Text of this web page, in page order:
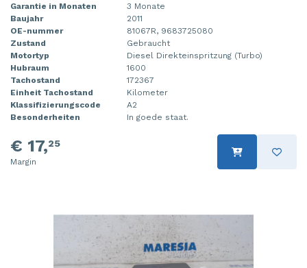
Garantie in Monaten
3 Monate
Baujahr
2011
OE-nummer
81067R, 9683725080
Zustand
Gebraucht
Motortyp
Diesel Direkteinspritzung (Turbo)
Hubraum
1600
Tachostand
172367
Einheit Tachostand
Kilometer
Klassifizierungscode
A2
Besonderheiten
In goede staat.
€ 17,25
Margin